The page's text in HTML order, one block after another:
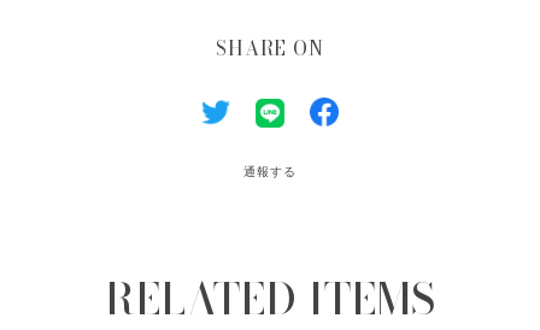
SHARE ON
通報する
RELATED ITEMS